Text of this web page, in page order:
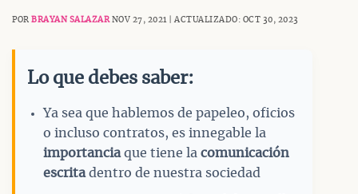
POR BRAYAN SALAZARNOV 27, 2021 | ACTUALIZADO: OCT 30, 2023
Lo que debes saber:
Ya sea que hablemos de papeleo, oficios
o incluso contratos, es innegable la
importanciaque tiene la comunicación
escritadentro de nuestra sociedad